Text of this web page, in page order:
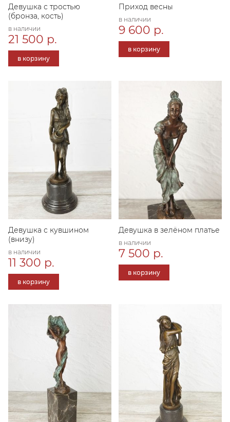
Девушка с тростью
(бронза, кость)
в наличии
21 500 р.
в корзину
Приход весны
в наличии
9 600 р.
в корзину
Девушка с кувшином
(внизу)
в наличии
11 300 р.
в корзину
Девушка в зелёном платье
в наличии
7 500 р.
в корзину